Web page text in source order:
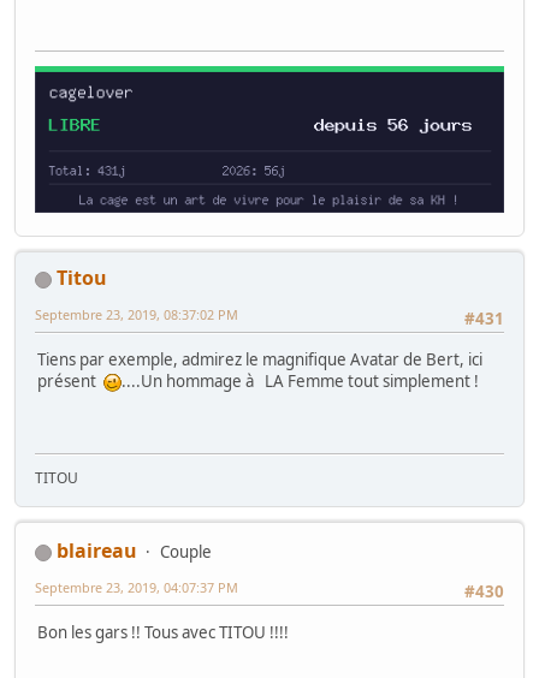
Titou
#431
Septembre 23, 2019, 08:37:02 PM
Tiens par exemple, admirez le magnifique Avatar de Bert, ici
présent
....Un hommage à LA Femme tout simplement !
TITOU
blaireau
Couple
#430
Septembre 23, 2019, 04:07:37 PM
Bon les gars !! Tous avec TITOU !!!!